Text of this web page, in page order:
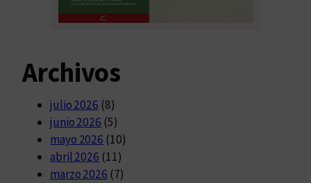
Archivos
julio 2026 (8)
junio 2026 (5)
mayo 2026 (10)
abril 2026 (11)
marzo 2026 (7)